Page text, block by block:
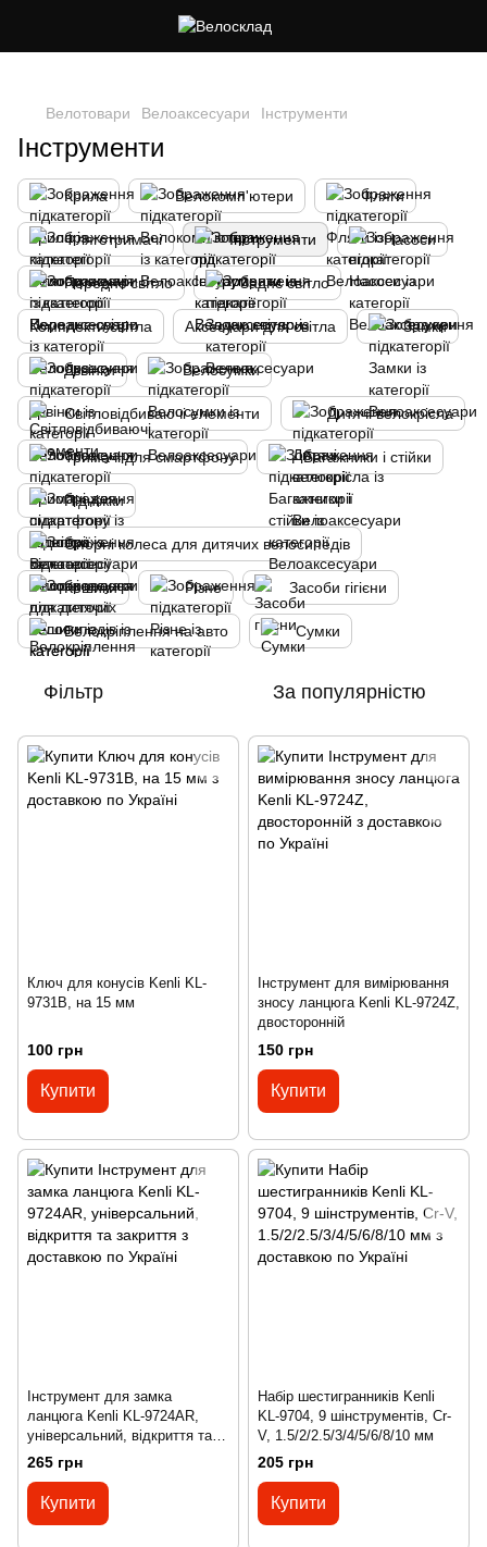
Велотовари Велоаксесуари Інструменти
Інструменти
Крила Велокомп'ютери Фляги
Фляготримачі Інструменти Насоси
Переднє світло Заднє світло
Комплекти світла Аксесуари для світла Замки
Дзвінки Велосумки
Світловідбиваючі елементи Дитячі велокрісла
Тримачі для смартфону Багажники і стійки
Підніжки
Опорні колеса для дитячих велосипедів
Кошики Різне Засоби гігієни
Велокріплення на авто Сумки
Фільтр За популярністю
Ключ для конусів Kenli KL-
9731B, на 15 мм
100 грн
Купити
Інструмент для вимірювання
зносу ланцюга Kenli KL-9724Z,
двосторонній
150 грн
Купити
Інструмент для замка
ланцюга Kenli KL-9724AR,
універсальний, відкриття та
закриття
265 грн
Купити
Набір шестигранників Kenli
KL-9704, 9 шінструментів, Cr-
V, 1.5/2/2.5/3/4/5/6/8/10 мм
205 грн
Купити